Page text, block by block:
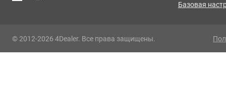
Базовая
© 2012-2026 4Dealer. Все права защищены.